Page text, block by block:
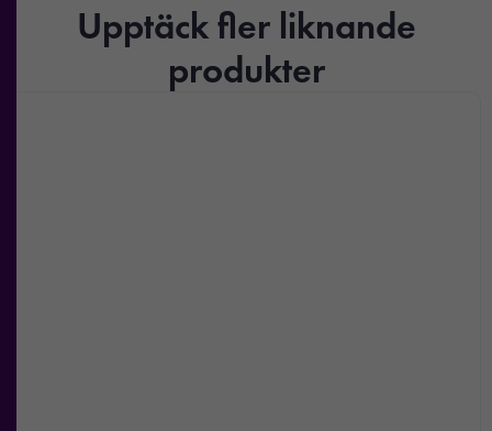
Upptäck fler liknande
produkter